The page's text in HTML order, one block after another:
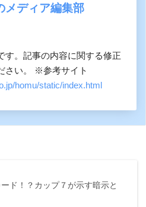
メディア編集部
す。記事の内容に関する修正
さい。 ※参考サイト
homu/static/index.html
ド！？カップ７が示す暗示と